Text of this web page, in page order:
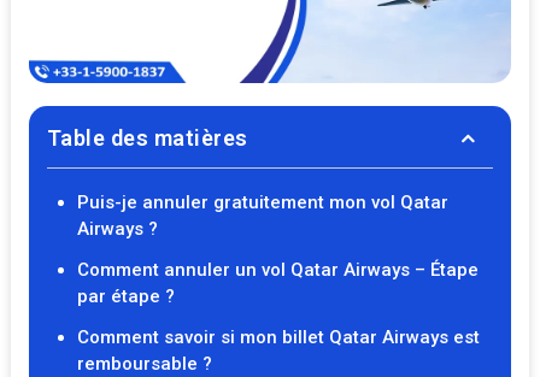
Table des matières
Puis-je annuler gratuitement mon vol Qatar
Airways ?
Comment annuler un vol Qatar Airways – Étape
par étape ?
Comment savoir si mon billet Qatar Airways est
remboursable ?